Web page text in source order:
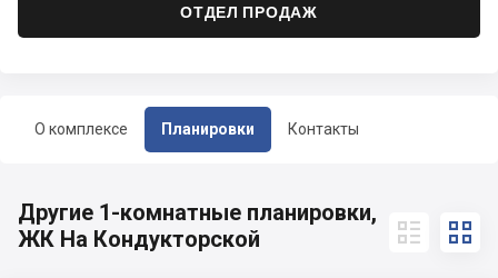
О комплексе Планировки Контакты
ОТДЕЛ ПРОДАЖ
Другие 1-комнатные планировки,
ЖК На Кондукторской
 